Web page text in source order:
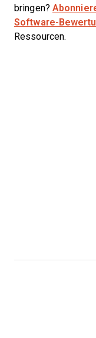
bringen?
Software-
Ressourcen.